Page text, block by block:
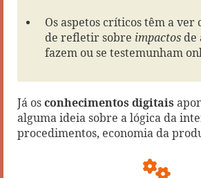
Os aspetos críticos têm a ver
de refletir sobre impactos de
fazem ou se testemunham
Já os conhecimentos digitais
alguma ideia sobre a lógica da
procedimentos, economia da